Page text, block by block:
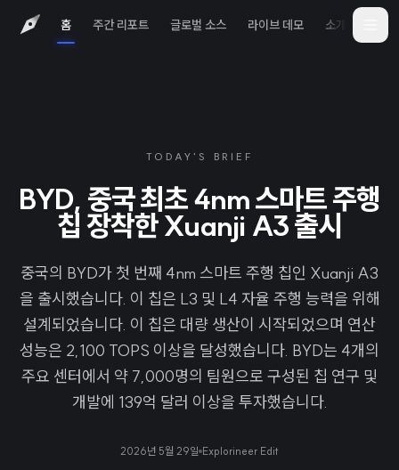
홈 주간 리포트 글로벌 소스 라이브 데모 소개
TODAY'S BRIEF
BYD, 중국 최초 4nm 스마트 주행
칩 장착한 Xuanji A3 출시
중국의 BYD가 첫 번째 4nm 스마트 주행 칩인 Xuanji A3
을 출시했습니다. 이 칩은 L3 및 L4 자율 주행 능력을 위해
설계되었습니다. 이 칩은 대량 생산이 시작되었으며 연산
성능은 2,100 TOPS 이상을 달성했습니다. BYD는 4개의
주요 센터에서 약 7,000명의 팀원으로 구성된 칩 연구 및
개발에 139억 달러 이상을 투자했습니다.
2026년 5월 29일 Explorineer Edit